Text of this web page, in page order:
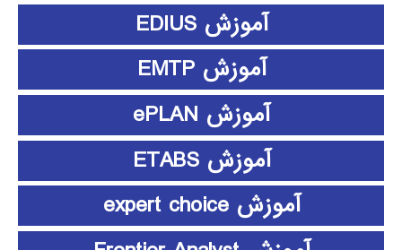
آموزش EDIUS
آموزش EMTP
آموزش ePLAN
آموزش ETABS
آموزش expert choice